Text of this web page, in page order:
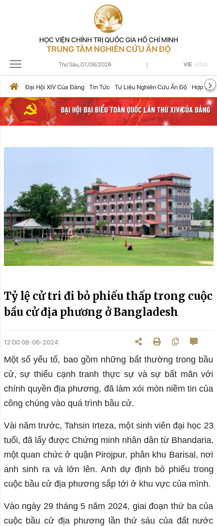
HỌC VIỆN CHÍNH TRỊ QUỐC GIA HỒ CHÍ MINH
TRUNG TÂM NGHIÊN CỨU ẤN ĐỘ
Thứ Sáu,07/08/2026 | VIE ENG
Đại Hội XIV Của Đảng Tin Tức Tư Liệu Nghiên Cứu Ấn Độ Hợp Tác
Tỷ lệ cử tri đi bỏ phiếu thấp trong cuộc
bầu cử địa phương ở Bangladesh
12:00 08-06-2024
Một số yếu tố, bao gồm những bất thường trong bầu
cử, sự thiếu cạnh tranh thực sự và sự bất mãn với
chính quyền địa phương, đã làm xói mòn niềm tin của
công chúng vào quá trình bầu cử.
Vài năm trước, Tahsin Irteza, một sinh viên đại học 23
tuổi, đã lấy được Chứng minh nhân dân từ Bhandaria,
một quan chức ở quận Pirojpur, phân khu Barisal, nơi
anh sinh ra và lớn lên. Anh dự định bỏ phiếu trong
cuộc bầu cử địa phương sắp tới ở khu vực của mình.
Vào ngày 29 tháng 5 năm 2024, giai đoạn thứ ba của
cuộc bầu cử địa phương lần thứ sáu của đất nước